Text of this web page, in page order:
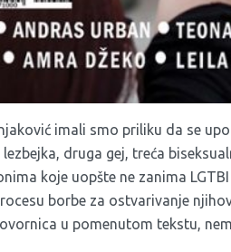
imali smo priliku da se
druga gej, treća
koje uopšte ne zanima
borbe za ostvarivanje
u pomenutom tekstu,